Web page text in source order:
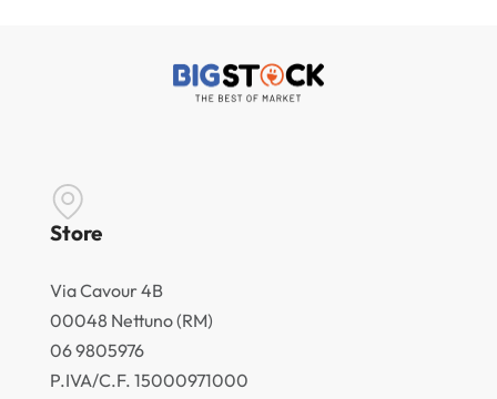
Store
Via Cavour 4B
00048 Nettuno (RM)
06 9805976
P.IVA/C.F. 15000971000